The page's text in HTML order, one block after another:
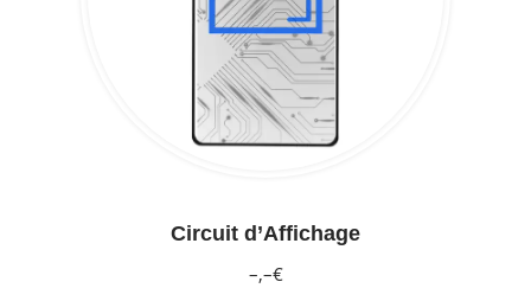
Circuit d’Affichage
–,–€